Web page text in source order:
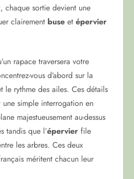
chaque sortie devient une
clairement buse etépervier
rapace traversera votre
vous d’abord sur la
le rythme des ailes. Ces détails
une simple interrogation en
majestueusement au-dessus
tandis que l’épervier file
les arbres. Ces deux
méritent chacun leur